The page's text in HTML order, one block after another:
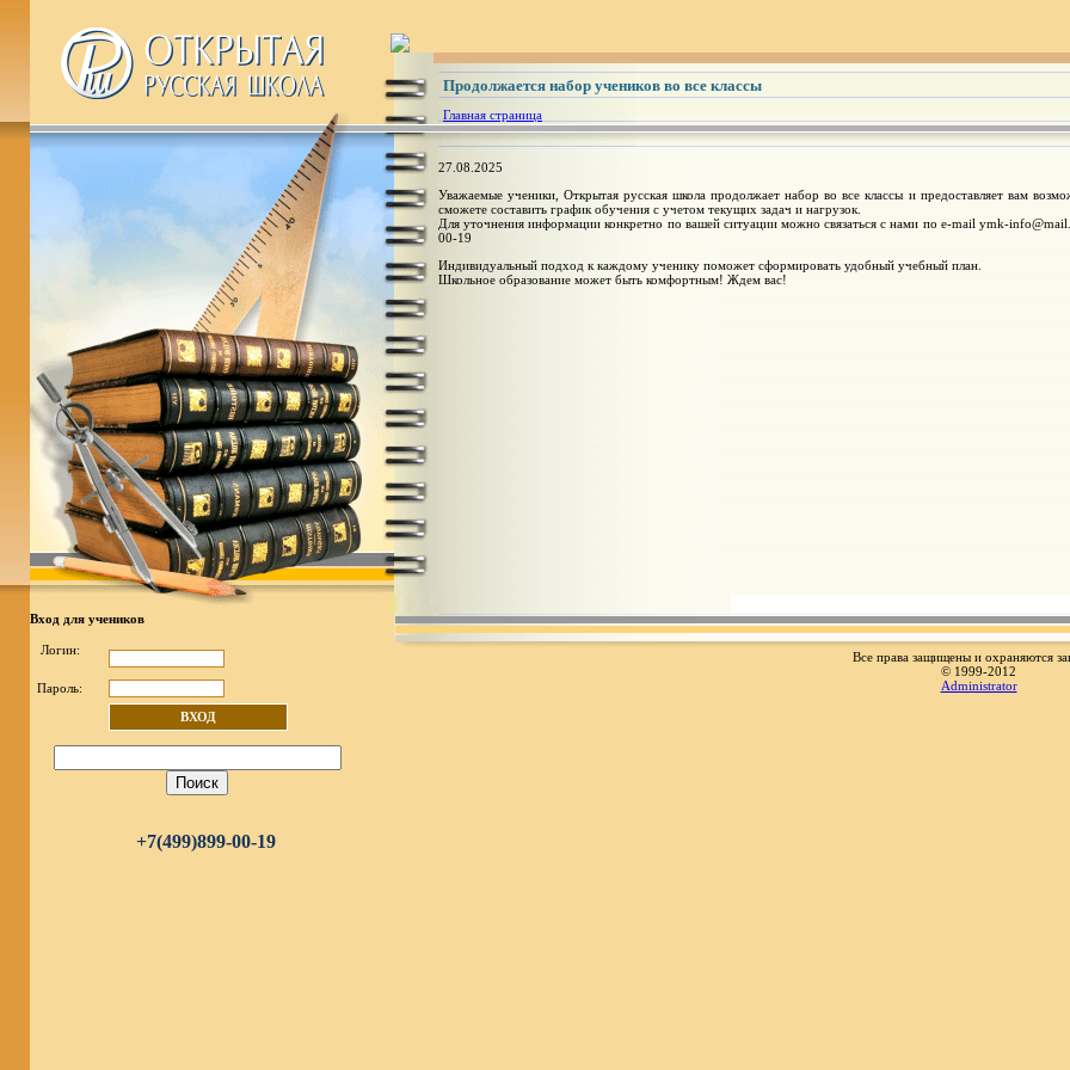
Продолжается набор учеников во все классы
Главная страница
Вход для учеников
Логин:
Пароль:
ВХОД
+7(499)899-00-19
27.08.2025
Уважаемые ученики, Открытая русская школа продолжает набор во все классы и предоставляет вам
сможете составить график обучения с учетом текущих задач и нагрузок.
Для уточнения информации конкретно по вашей ситуации можно связаться с нами по e-mail ymk-
00-19
Индивидуальный подход к каждому ученику поможет сформировать удобный учебный план.
Школьное образование может быть комфортным! Ждем вас!
Все права защищены и охраняются
© 1999-2012
Administrator